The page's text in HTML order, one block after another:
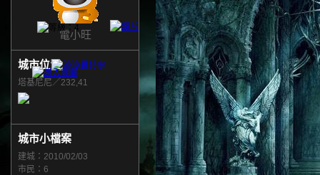
電小旺
城市位置
塔基尼尼／232,41
城市小檔案
建城：2010/02/03
市民：6